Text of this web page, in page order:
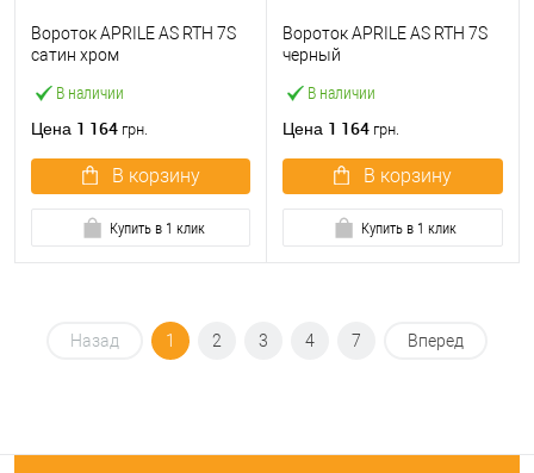
В наличии
Вороток APRILE AS RTH 7S
сатин хром
Цена 1 164 грн.
В корзину
Купить в 1 клик
В наличии
Вороток APRILE AS RTH 7S
черный
Цена 1 164 грн.
В корзину
Купить в 1 клик
Назад 1 2 3 4 7 Вперед